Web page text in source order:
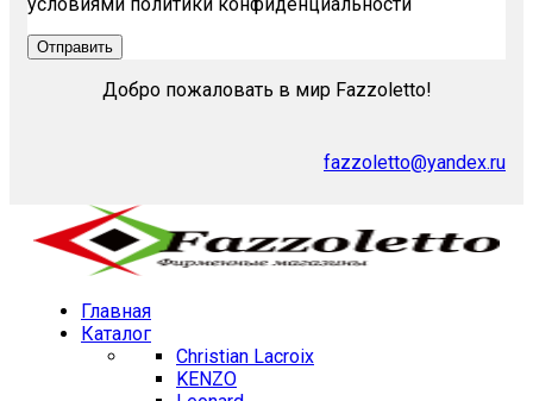
Добро пожаловать в мир Fazzoletto!
fazzoletto@yandex.ru
Главная
Каталог
Christian Lacroix
KENZO